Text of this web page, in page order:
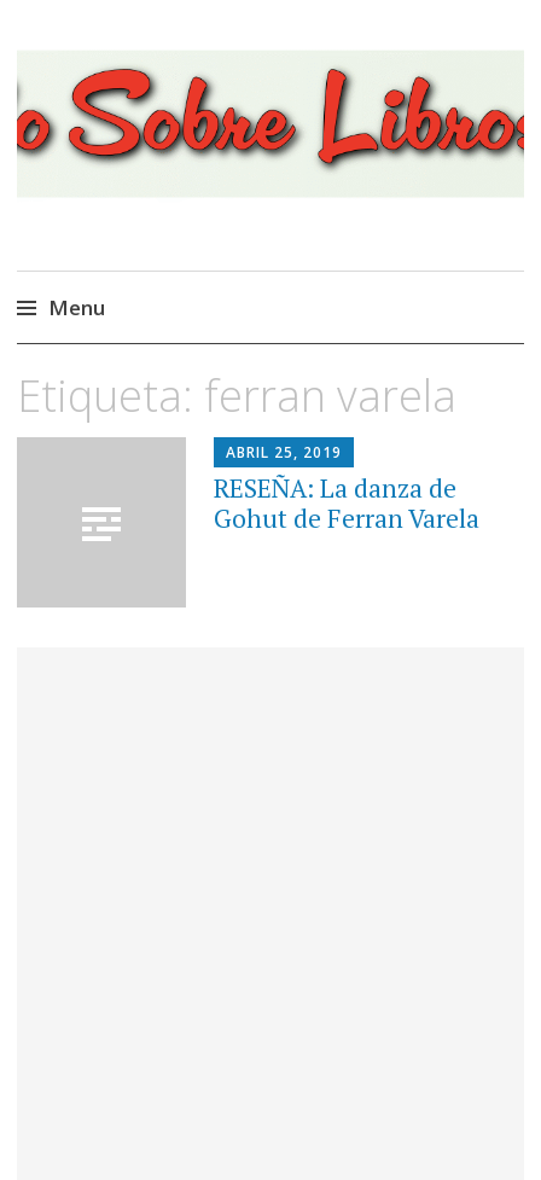
Viajando Sobre Libros
Menu
al
contenido
Etiqueta: ferran varela
ABRIL 25, 2019
RESEÑA: La danza de
Gohut de Ferran Varela